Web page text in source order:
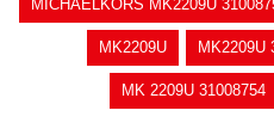
MİCHAELKORS MK2209U
MK2209U MK2209U
MK 2209U 31008754